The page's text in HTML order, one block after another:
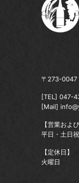
〒273-0047
[TEL] 047-
[Mail]
【営業およ
平日・土日祝
【定休日】
火曜日